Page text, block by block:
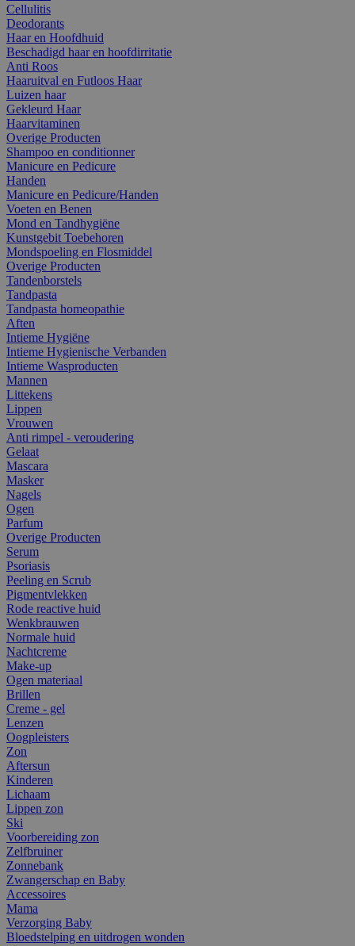
Cellulitis
Deodorants
Haar en Hoofdhuid
Beschadigd haar en hoofdirritatie
Anti Roos
Haaruitval en Futloos Haar
Luizen haar
Gekleurd Haar
Haarvitaminen
Overige Producten
Shampoo en conditionner
Manicure en Pedicure
Handen
Manicure en Pedicure/Handen
Voeten en Benen
Mond en Tandhygiëne
Kunstgebit Toebehoren
Mondspoeling en Flosmiddel
Overige Producten
Tandenborstels
Tandpasta
Tandpasta homeopathie
Aften
Intieme Hygiëne
Intieme Hygienische Verbanden
Intieme Wasproducten
Mannen
Littekens
Lippen
Vrouwen
Anti rimpel - veroudering
Gelaat
Mascara
Masker
Nagels
Ogen
Parfum
Overige Producten
Serum
Psoriasis
Peeling en Scrub
Pigmentvlekken
Rode reactive huid
Wenkbrauwen
Normale huid
Nachtcreme
Make-up
Ogen materiaal
Brillen
Creme - gel
Lenzen
Oogpleisters
Zon
Aftersun
Kinderen
Lichaam
Lippen zon
Ski
Voorbereiding zon
Zelfbruiner
Zonnebank
Zwangerschap en Baby
Accessoires
Mama
Verzorging Baby
Bloedstelping en uitdrogen wonden